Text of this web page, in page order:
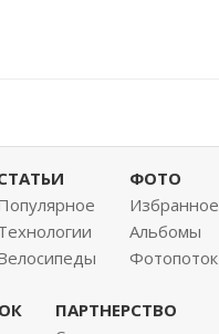
ФОТО
Избранное
Альбомы
Фотопоток
ПАРТНЕРСТВО